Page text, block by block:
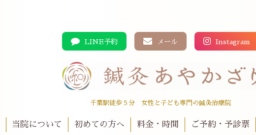
LINE予約 メール Instagram
千葉駅徒歩５分 女性と子ども専門の鍼灸治療院
当院について 初めての方へ 料金・時間 ご予約・予診票